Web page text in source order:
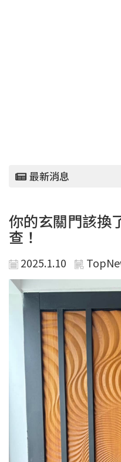
最新消息
你的玄關門該換
查！
2025.1.10